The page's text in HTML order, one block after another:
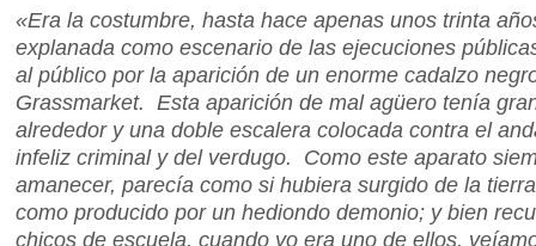
«Era la costumbre, hasta hace apenas unos trinta
explanada como escenario de las ejecuciones
al público por la aparición de un enorme cadalzo
Grassmarket. Esta aparición de mal agüero tenía
alrededor y una doble escalera colocada contra el
infeliz criminal y del verdugo. Como este aparato
amanecer, parecía como si hubiera surgido de la
como producido por un hediondo demonio; y bien
chicos de escuela, cuando yo era uno de ellos,